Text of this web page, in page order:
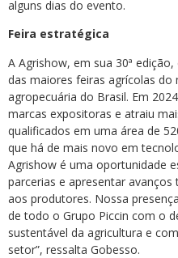
alguns dias do evento.
Feira estratégica
A Agrishow, em sua 30ª
das maiores feiras agrícolas
agropecuária do Brasil. Em
marcas expositoras e atraiu
qualificados em uma área de
que há de mais novo em
Agrishow é uma oportunidade
parcerias e apresentar
aos produtores. Nossa
de todo o Grupo Piccin com o
sustentável da agricultura e
setor”, ressalta Gobesso.